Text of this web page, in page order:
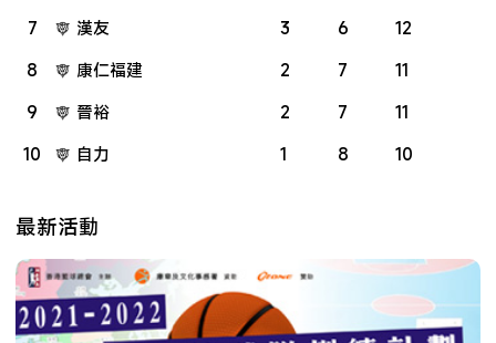
7
漢友 3 6
12
8
康仁福建 2 7
11
9
晉裕 2 7
11
10
自力 1 8 10
最新活動